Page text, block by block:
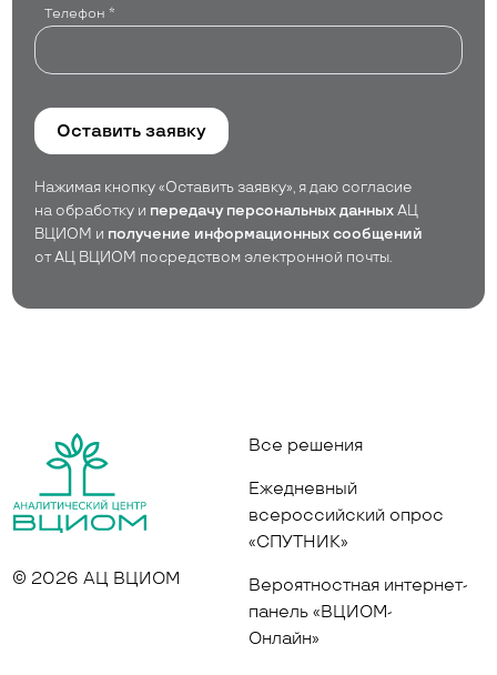
Телефон *
Оставить заявку
Нажимая кнопку «Оставить заявку», я даю согласие
на обработку и передачу персональных данныхАЦ
ВЦИОМ и получение информационных сообщений
от АЦ ВЦИОМ посредством электронной почты.
© 2026 АЦ ВЦИОМ
Все решения
Ежедневный
всероссийский опрос
«СПУТНИК»
Вероятностная интернет-
панель «ВЦИОМ-
Онлайн»